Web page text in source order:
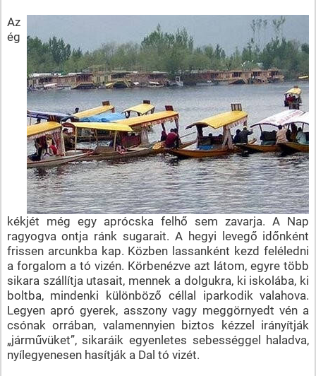
Az
ég
kékjét még egy aprócska felhő sem zavarja. A Nap
ragyogva ontja ránk sugarait. A hegyi levegő időnként
frissen arcunkba kap. Közben lassanként kezd feléledni
a forgalom a tó vizén. Körbenézve azt látom, egyre több
sikara szállítja utasait, mennek a dolgukra, ki iskolába, ki
boltba, mindenki különböző céllal iparkodik valahova.
Legyen apró gyerek, asszony vagy meggörnyedt vén a
csónak orrában, valamennyien biztos kézzel irányítják
„járművüket”, sikaráik egyenletes sebességgel haladva,
nyílegyenesen hasítják a Dal tó vizét.